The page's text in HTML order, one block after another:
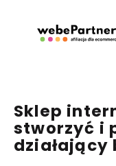
Sklep
stworzyć i
działający